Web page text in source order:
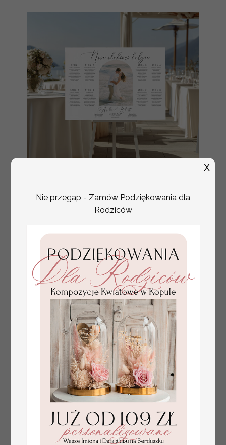
plan stołów
weselnych
gości weselnych,
plan stołów na
weselu ze zdjęciem
Pary Młodej, plan
usadzenia gości
weselnych
Promocja:
100 PLN
Nie przegap - Zamów Podziękowania dla
Rodziców
X